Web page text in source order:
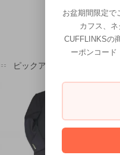
ピックアップ
お盆期間限定で
カフス、
CUFFLINKSの
ーポンコード